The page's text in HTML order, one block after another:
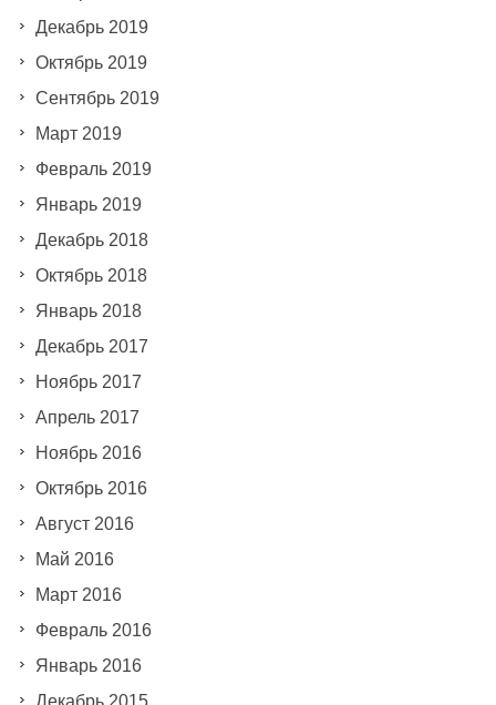
Декабрь 2019
Октябрь 2019
Сентябрь 2019
Март 2019
Февраль 2019
Январь 2019
Декабрь 2018
Октябрь 2018
Январь 2018
Декабрь 2017
Ноябрь 2017
Апрель 2017
Ноябрь 2016
Октябрь 2016
Август 2016
Май 2016
Март 2016
Февраль 2016
Январь 2016